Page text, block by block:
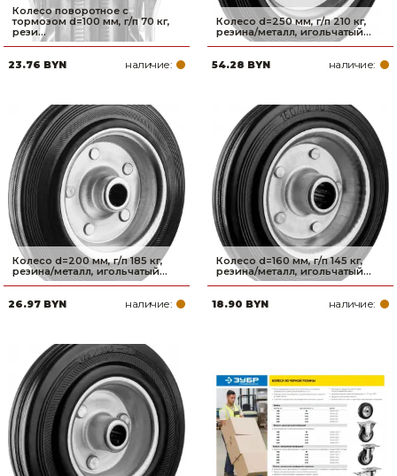
Колесо поворотное c
тормозом d=100 мм, г/п 70 кг,
рези...
23.76 BYN наличие:
Колесо d=250 мм, г/п 210 кг,
резина/металл, игольчатый...
54.28 BYN наличие:
Колесо d=200 мм, г/п 185 кг,
резина/металл, игольчатый...
26.97 BYN наличие:
Колесо d=160 мм, г/п 145 кг,
резина/металл, игольчатый...
18.90 BYN наличие: